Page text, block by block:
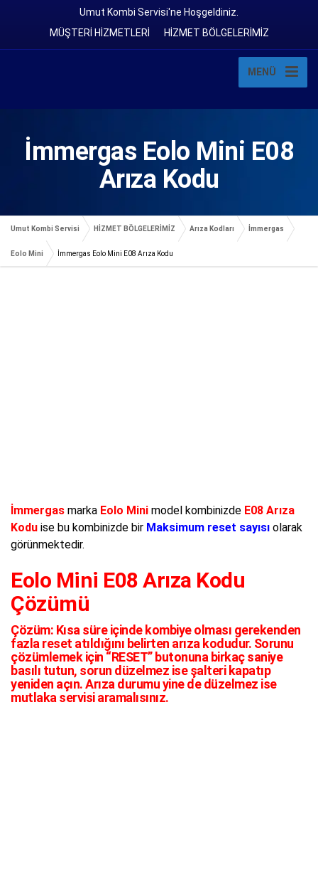
Umut Kombi Servisi'ne Hoşgeldiniz.
MÜŞTERİ HİZMETLERİ
HİZMET BÖLGELERİMİZ
MENÜ
İmmergas Eolo Mini E08
Arıza Kodu
Umut Kombi Servisi HİZMET BÖLGELERİMİZ Arıza Kodları İmmergas
Eolo Mini İmmergas Eolo Mini E08 Arıza Kodu
İmmergas marka Eolo Mini model kombinizde E08 Arıza
Kodu ise bu kombinizde bir Maksimum reset sayısı olarak
görünmektedir.
Eolo Mini E08 Arıza Kodu
Çözümü
Çözüm: Kısa süre içinde kombiye olması gerekenden
fazla reset atıldığını belirten arıza kodudur. Sorunu
çözümlemek için “RESET” butonuna birkaç saniye
basılı tutun, sorun düzelmez ise şalteri kapatıp
yeniden açın. Arıza durumu yine de düzelmez ise
mutlaka servisi aramalısınız.